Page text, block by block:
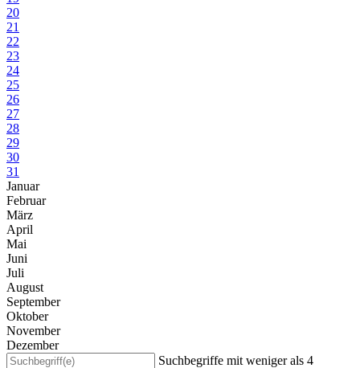
20
21
22
23
24
25
26
27
28
29
30
31
Januar
Februar
März
April
Mai
Juni
Juli
August
September
Oktober
November
Dezember
Suchbegriffe mit weniger als 4